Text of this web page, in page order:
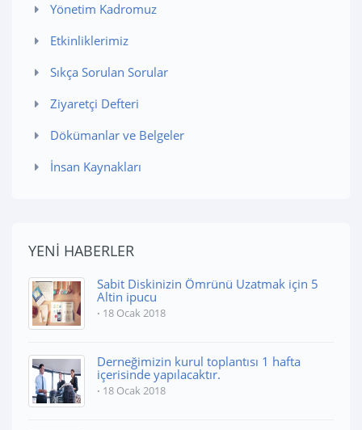
Yönetim Kadromuz
Etkinliklerimiz
Sıkça Sorulan Sorular
Ziyaretçi Defteri
Dökümanlar ve Belgeler
İnsan Kaynakları
YENİ HABERLER
Sabit Diskinizin Ömrünü Uzatmak için 5
Altin ipucu
18 Ocak 2018
Derneğimizin kurul toplantısı 1 hafta
içerisinde yapılacaktır.
18 Ocak 2018